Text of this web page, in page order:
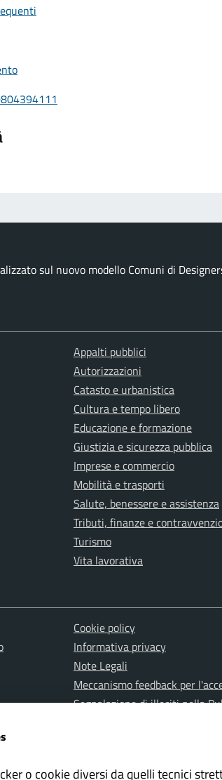
sul nuovo modello Comuni di
Appalti pubblici
Autorizzazioni
Catasto e urbanistica
Cultura e tempo libero
Educazione e formazione
Giustizia e sicurezza pubblica
Imprese e commercio
Mobilità e trasporti
Salute, benessere e assistenza
Tributi, finanze e
Turismo
Vita lavorativa
Cookie policy
Informativa privacy
Note Legali
Meccanismo feedback per
Segnalazione di illeciti nella
o cookie diversi da quelli tecnici